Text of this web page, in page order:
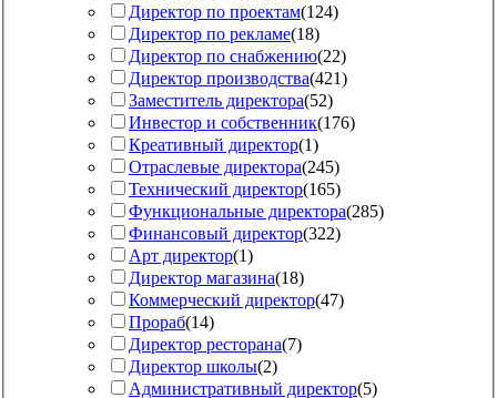
Директор по проектам(124)
Директор по рекламе(18)
Директор по снабжению(22)
Директор производства(421)
Заместитель директора(52)
Инвестор и собственник(176)
Креативный директор(1)
Отраслевые директора(245)
Технический директор(165)
Функциональные директора(285)
Финансовый директор(322)
Арт директор(1)
Директор магазина(18)
Коммерческий директор(47)
Прораб(14)
Директор ресторана(7)
Директор школы(2)
Административный директор(5)